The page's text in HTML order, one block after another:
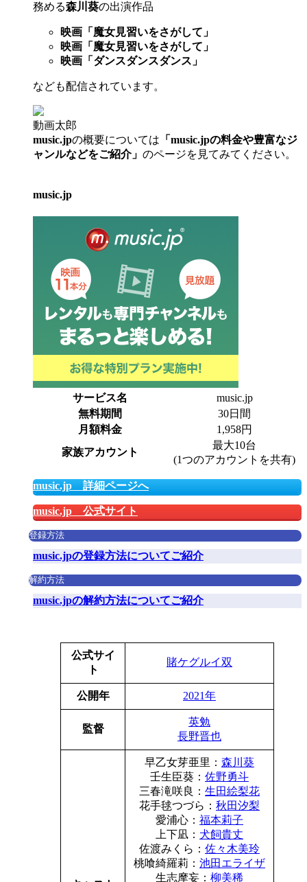
務める森川葵の出演作品
映画「魔女見習いをさがして」
映画「魔女見習いをさがして」
映画「ダンスダンスダンス」
なども配信されています。
動画太郎
music.jpの概要については 「music.jpの料金や豊富なジ
ャンルなどをご紹介」 のページを見てみてください。
music.jp
サービス名
music.jp
無料期間
30日間
月額料金
1,958円
家族アカウント
最大10台
(1つのアカウントを共有)
music.jp 詳細ページへ
music.jp 公式サイト
登録方法
music.jpの登録方法についてご紹介
解約方法
music.jpの解約方法についてご紹介
公式サイ
ト
賭ケグルイ双
公開年 2021年
監督
英勉
長野晋也
早乙女芽亜里： 森川葵
壬生臣葵： 佐野勇斗
三春滝咲良： 生田絵梨花
花手毬つづら： 秋田汐梨
愛浦心： 福本莉子
上下凪： 犬飼貴丈
佐渡みくら： 佐々木美玲
桃喰綺羅莉： 池田エライザ
生志摩妄： 柳美稀